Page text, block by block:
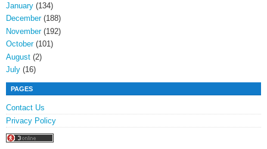
January (134)
December(188)
November(192)
October(101)
August (2)
July (16)
PAGES
Contact Us
Privacy Policy